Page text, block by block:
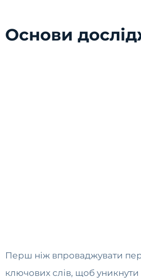
Основи
Перш ніж впроваджувати
ключових слів, щоб